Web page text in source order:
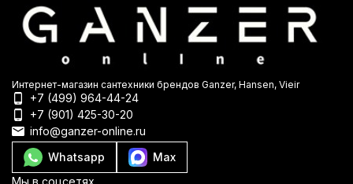
Интернет-магазин сантехники брендов Ganzer, Hansen, Vieir
+7 (499) 964-44-24
+7 (901) 425-30-20
info@ganzer-online.ru
Whatsapp
Max
Мы в соцсетях